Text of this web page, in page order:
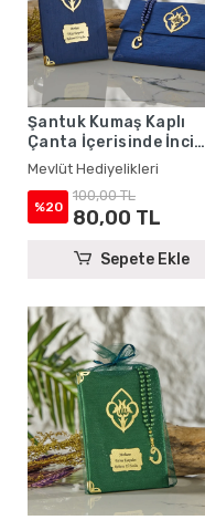
Şantuk Kumaş Kaplı
Çanta İçerisinde İnci
Tesbihli Lacivert
Şantuk Yasin Kitabı
Mevlüt Hediyelikleri
Mevlüt Hediyelikleri
%20
100,00 TL
80,00 TL
Sepete Ekle